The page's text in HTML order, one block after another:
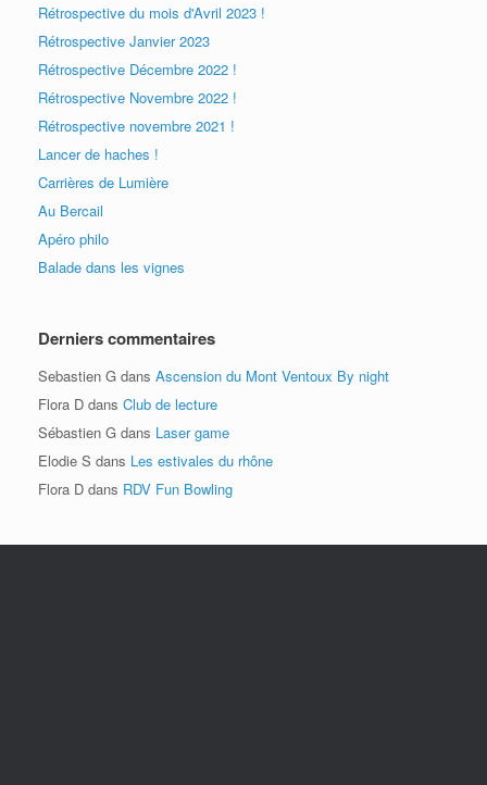
Rétrospective du mois d'Avril 2023 !
Rétrospective Janvier 2023
Rétrospective Décembre 2022 !
Rétrospective Novembre 2022 !
Rétrospective novembre 2021 !
Lancer de haches !
Carrières de Lumière
Au Bercail
Apéro philo
Balade dans les vignes
Derniers commentaires
Sebastien G dans Ascension du Mont Ventoux By night
Flora D dans Club de lecture
Sébastien G dans Laser game
Elodie S dans Les estivales du rhône
Flora D dans RDV Fun Bowling